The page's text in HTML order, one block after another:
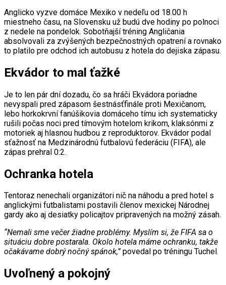
Anglicko vyzve domáce Mexiko v nedeľu od 18.00 h
miestneho času, na Slovensku už budú dve hodiny po polnoci
z nedele na pondelok. Sobotňajší tréning Angličania
absolvovali za zvýšených bezpečnostných opatrení a rovnako
to platilo pre odchod ich autobusu z hotela do dejiska zápasu.
Ekvádor to mal ťažké
Je to len pár dní dozadu, čo sa hráči Ekvádora poriadne
nevyspali pred zápasom šestnásťfinále proti Mexičanom,
lebo horkokrvní fanúšikovia domáceho tímu ich systematicky
rušili počas noci pred tímovým hotelom krikom, klaksónmi z
motoriek aj hlasnou hudbou z reproduktorov. Ekvádor podal
sťažnosť na Medzinárodnú futbalovú federáciu (FIFA), ale
zápas prehral 0:2.
Ochranka hotela
Tentoraz nenechali organizátori nič na náhodu a pred hotel s
anglickými futbalistami postavili členov mexickej Národnej
gardy ako aj desiatky policajtov pripravených na možný zásah.
“Nemali sme večer žiadne problémy. Myslím si, že FIFA sa o
situáciu dobre postarala. Okolo hotela máme ochranku, takže
očakávame dobrý nočný spánok,”povedal po tréningu Tuchel.
Uvoľnený a pokojný